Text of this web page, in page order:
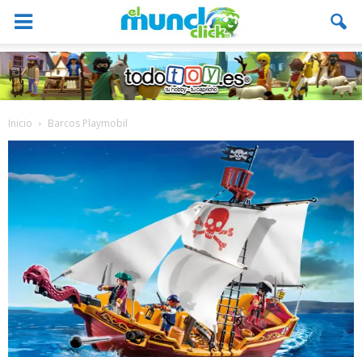
Inicio Barcos Playmobil